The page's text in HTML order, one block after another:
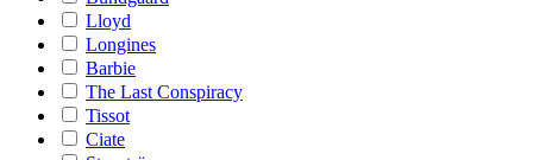
Lloyd
Longines
Barbie
The Last Conspiracy
Tissot
Ciate